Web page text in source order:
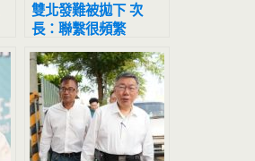
雙北發難被拋下 次
長：聯繫很頻繁